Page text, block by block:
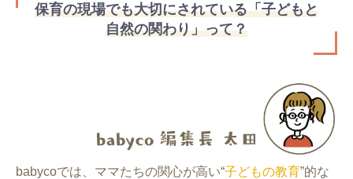
保育の現場でも大切にされている「子どもと
自然の関わり」って？
babycoでは、ママたちの関心が高い“子どもの教育”的な